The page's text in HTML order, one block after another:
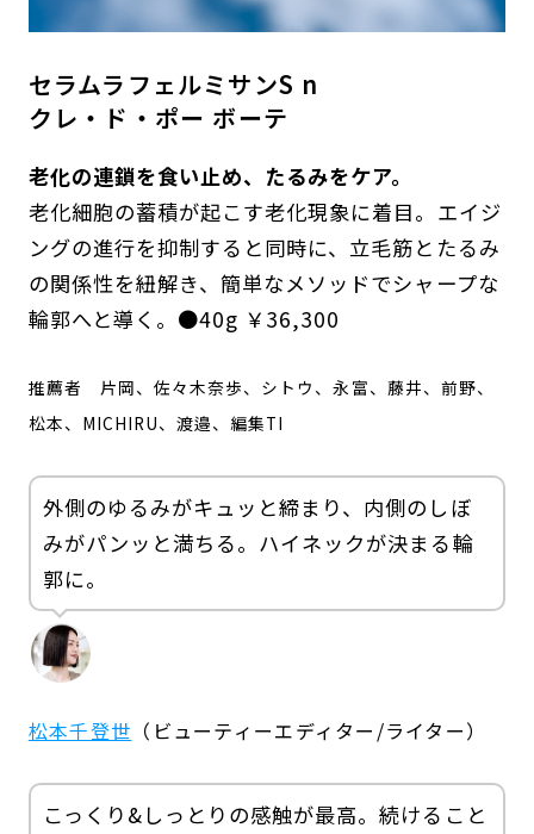
セラムラフェルミサンS n
クレ・ド・ポー ボーテ
老化の連鎖を食い止め、たるみをケア。
老化細胞の蓄積が起こす老化現象に着目。エイジ
ングの進行を抑制すると同時に、立毛筋とたるみ
の関係性を紐解き、簡単なメソッドでシャープな
輪郭へと導く。●40g ￥36,300
推薦者 片岡、佐々木奈歩、シトウ、永富、藤井、前野、
松本、MICHIRU、渡邉、編集TI
外側のゆるみがキュッと締まり、内側のしぼ
みがパンッと満ちる。ハイネックが決まる輪
郭に。
松本千登世 （ビューティーエディター/ライター）
こっくり&しっとりの感触が最高。続けること